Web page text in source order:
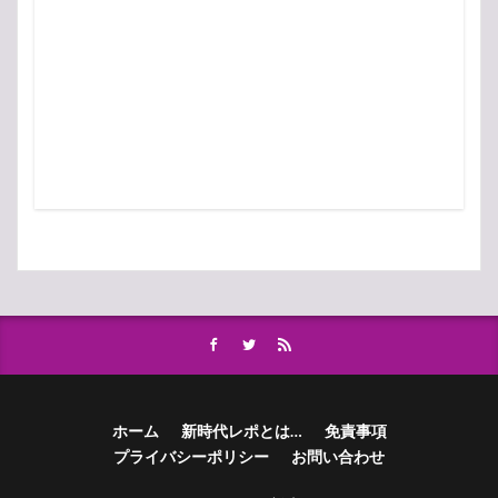
ホーム 新時代レポとは…
免責事項
プライバシーポリシー
お問い合わせ